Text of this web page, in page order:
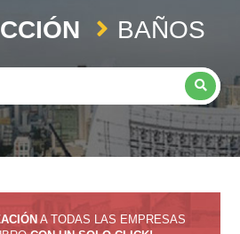
BAÑOS
A TODAS LAS EMPRESAS